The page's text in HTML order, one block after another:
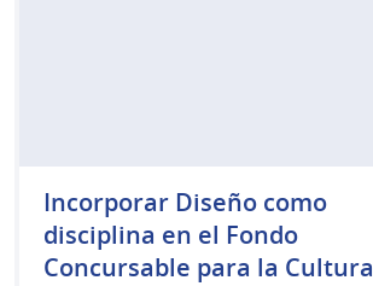
Incorporar Diseño como
disciplina en el Fondo
Concursable para la Cultura